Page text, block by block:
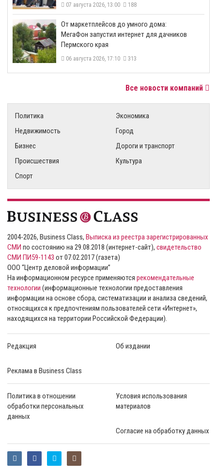
07 августа 2026, 13:00 188
От маркетплейсов до умного дома:
МегаФон запустил интернет для дачников
Пермского края
06 августа 2026, 17:10 313
Все новости компаний
Политика
Экономика
Недвижимость
Город
Бизнес
Дороги и транспорт
Происшествия
Культура
Спорт
2004-2026, Business Class, Выписка из реестра зарегистрированных
СМИ по состоянию на 29.08.2018 (интернет-сайт), свидетельство
СМИ ПИ59-1143 от 07.02.2017 (газета)
ООО “Центр деловой информации”
На информационном ресурсе применяются рекомендательные
технологии (информационные технологии предоставления
информации на основе сбора, систематизации и анализа сведений,
относящихся к предпочтениям пользователей сети «Интернет»,
находящихся на территории Российской Федерации).
Редакция Об издании
Реклама в Business Class
Политика в отношении
обработки персональных
данных
Условия использования
материалов
Согласие на обработку данных